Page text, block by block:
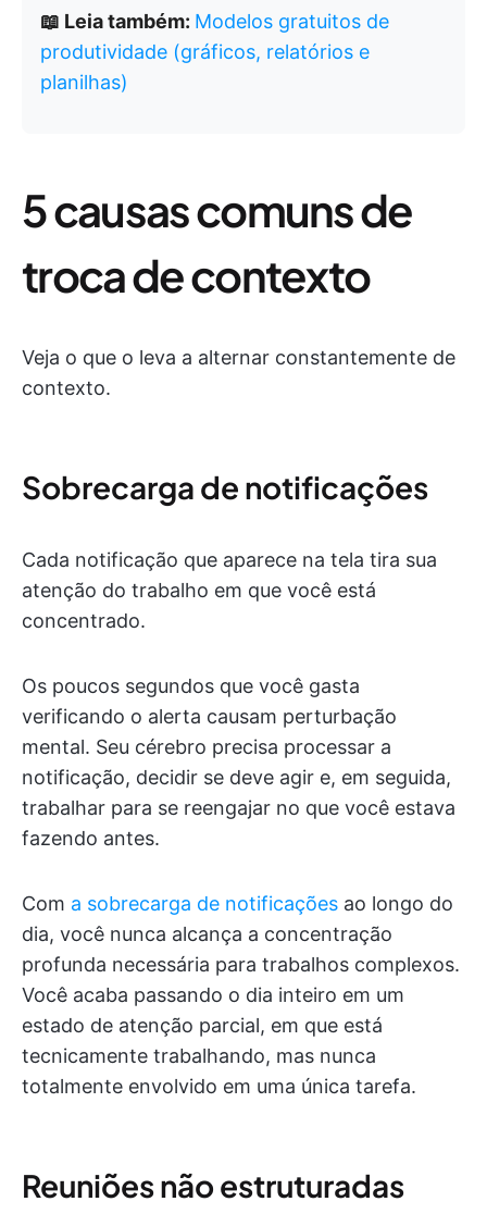
📖 Leia também: Modelos gratuitos de
produtividade (gráficos, relatórios e
planilhas)
5 causas comuns de
troca de contexto
Veja o que o leva a alternar constantemente de
contexto.
Sobrecarga de notificações
Cada notificação que aparece na tela tira sua
atenção do trabalho em que você está
concentrado.
Os poucos segundos que você gasta
verificando o alerta causam perturbação
mental. Seu cérebro precisa processar a
notificação, decidir se deve agir e, em seguida,
trabalhar para se reengajar no que você estava
fazendo antes.
Com a sobrecarga de notificações ao longo do
dia, você nunca alcança a concentração
profunda necessária para trabalhos complexos.
Você acaba passando o dia inteiro em um
estado de atenção parcial, em que está
tecnicamente trabalhando, mas nunca
totalmente envolvido em uma única tarefa.
Reuniões não estruturadas